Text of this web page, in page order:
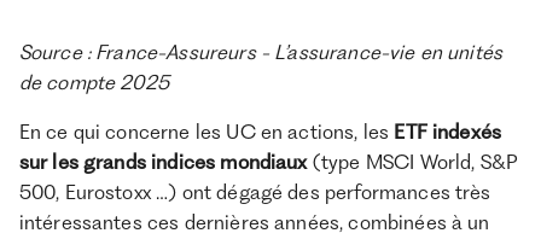
Source : France-Assureurs - L’assurance-vie en unités
de compte 2025
En ce qui concerne les UC en actions, les ETF indexés
sur les grands indices mondiaux(type MSCI World, S&P
500, Eurostoxx …) ont dégagé des performances très
intéressantes ces dernières années, combinées à un